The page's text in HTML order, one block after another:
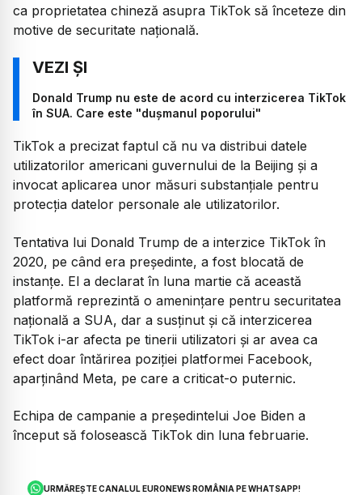
ca proprietatea chineză asupra TikTok să înceteze din
motive de securitate naţională.
Donald Trump nu este de acord cu interzicerea TikTok
în SUA. Care este "dușmanul poporului"
TikTok a precizat faptul că nu va distribui datele
utilizatorilor americani guvernului de la Beijing şi a
invocat aplicarea unor măsuri substanţiale pentru
protecţia datelor personale ale utilizatorilor.
Tentativa lui Donald Trump de a interzice TikTok în
2020, pe când era preşedinte, a fost blocată de
instanţe. El a declarat în luna martie că această
platformă reprezintă o ameninţare pentru securitatea
naţională a SUA, dar a susţinut şi că interzicerea
TikTok i-ar afecta pe tinerii utilizatori şi ar avea ca
efect doar întărirea poziţiei platformei Facebook,
aparţinând Meta, pe care a criticat-o puternic.
Echipa de campanie a preşedintelui Joe Biden a
început să folosească TikTok din luna februarie.
URMĂREȘTE CANALUL EURONEWS ROMÂNIA PE WHATSAPP!